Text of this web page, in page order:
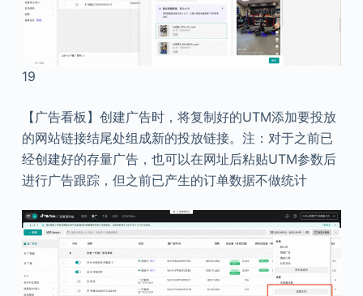
19
【广告看板】创建广告时，将复制好的UTM添加要投放
的网站链接结尾处组成新的投放链接。注：对于之前已
经创建好的存量广告，也可以在网址后粘贴UTM参数后
进行广告跟踪，但之前已产生的订单数据不做统计